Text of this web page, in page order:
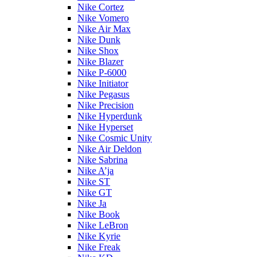
Nike Cortez
Nike Vomero
Nike Air Max
Nike Dunk
Nike Shox
Nike Blazer
Nike P-6000
Nike Initiator
Nike Pegasus
Nike Precision
Nike Hyperdunk
Nike Hyperset
Nike Cosmic Unity
Nike Air Deldon
Nike Sabrina
Nike A’ja
Nike ST
Nike GT
Nike Ja
Nike Book
Nike LeBron
Nike Kyrie
Nike Freak